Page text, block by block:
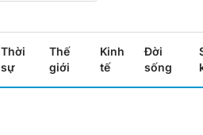
Thời
sự
Thế
giới
Kinh
tế
Đời
sống